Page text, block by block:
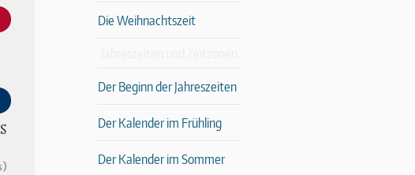
Die Weihnachtszeit
Der Beginn der Jahreszeiten
Der Kalender im Frühling
Der Kalender im Sommer